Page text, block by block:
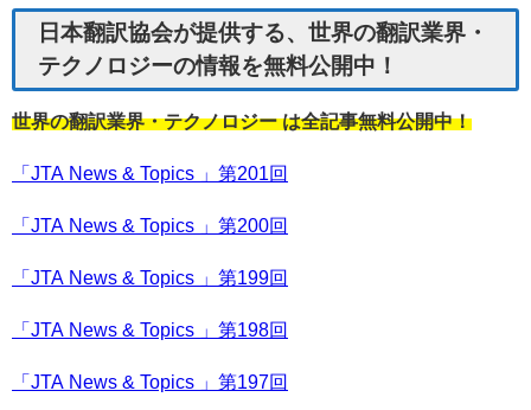
日本翻訳協会が提供する、世界の翻訳業界・
テクノロジーの情報を無料公開中！​
世界の翻訳業界・テクノロジー は全記事無料公開中！
「JTA News & Topics 」第201回
「JTA News & Topics 」第200回
「JTA News & Topics 」第199回
「JTA News & Topics 」第198回
「JTA News & Topics 」第197回